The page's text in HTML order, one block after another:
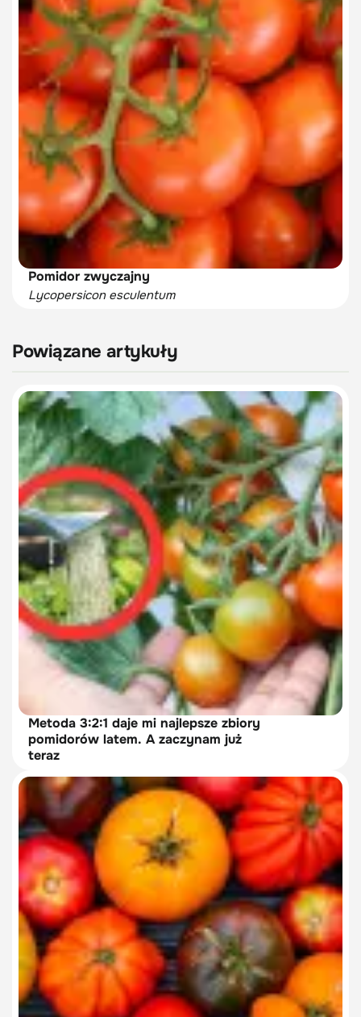
Pomidor zwyczajny
Lycopersicon esculentum
Powiązane artykuły
Metoda 3:2:1 daje mi najlepsze zbiory
pomidorów latem. A zaczynam już
teraz